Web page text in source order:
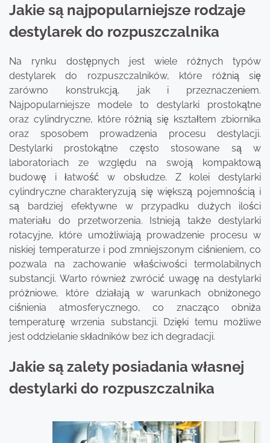
Jakie są najpopularniejsze rodzaje
destylarek do rozpuszczalnika
Na rynku dostępnych jest wiele różnych typów
destylarek do rozpuszczalników, które różnią się
zarówno konstrukcją, jak i przeznaczeniem.
Najpopularniejsze modele to destylarki prostokątne
oraz cylindryczne, które różnią się kształtem zbiornika
oraz sposobem prowadzenia procesu destylacji.
Destylarki prostokątne często stosowane są w
laboratoriach ze względu na swoją kompaktową
budowę i łatwość w obsłudze. Z kolei destylarki
cylindryczne charakteryzują się większą pojemnością i
są bardziej efektywne w przypadku dużych ilości
materiału do przetworzenia. Istnieją także destylarki
rotacyjne, które umożliwiają prowadzenie procesu w
niskiej temperaturze i pod zmniejszonym ciśnieniem, co
pozwala na zachowanie właściwości termolabilnych
substancji. Warto również zwrócić uwagę na destylarki
próżniowe, które działają w warunkach obniżonego
ciśnienia atmosferycznego, co znacząco obniża
temperaturę wrzenia substancji. Dzięki temu możliwe
jest oddzielanie składników bez ich degradacji.
Jakie są zalety posiadania własnej
destylarki do rozpuszczalnika